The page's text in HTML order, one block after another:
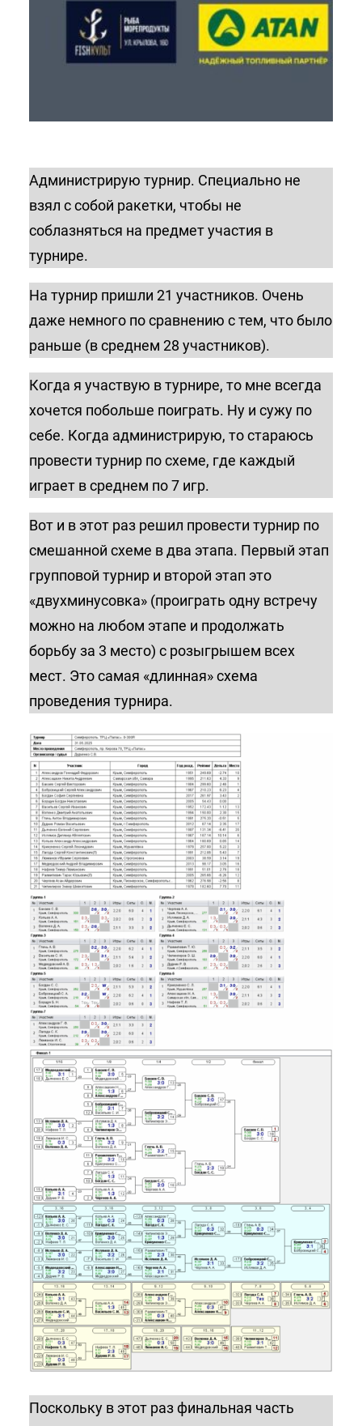
Администрирую турнир. Специально не
взял с собой ракетки, чтобы не
соблазняться на предмет участия в
турнире.
На турнир пришли 21 участников. Очень
даже немного по сравнению с тем, что было
раньше (в среднем 28 участников).
Когда я участвую в турнире, то мне всегда
хочется побольше поиграть. Ну и сужу по
себе. Когда администрирую, то стараюсь
провести турнир по схеме, где каждый
играет в среднем по 7 игр.
Вот и в этот раз решил провести турнир по
смешанной схеме в два этапа. Первый этап
групповой турнир и второй этап это
«двухминусовка» (проиграть одну встречу
можно на любом этапе и продолжать
борьбу за 3 место) с розыгрышем всех
мест. Это самая «длинная» схема
проведения турнира.
Поскольку в этот раз финальная часть